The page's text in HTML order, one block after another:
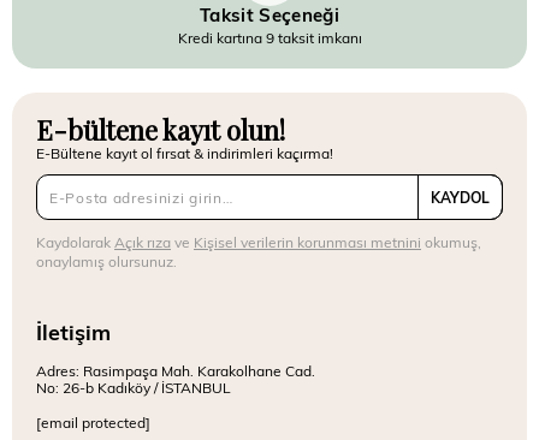
Taksit Seçeneği
Kredi kartına 9 taksit imkanı
E-bültene kayıt olun!
E-Bültene kayıt ol fırsat & indirimleri kaçırma!
KAYDOL
Kaydolarak Açık rızave Kişisel verilerin korunması metnini okumuş,
onaylamış olursunuz.
İletişim
Adres: Rasimpaşa Mah. Karakolhane Cad.
No: 26-b Kadıköy / İSTANBUL
[email protected]